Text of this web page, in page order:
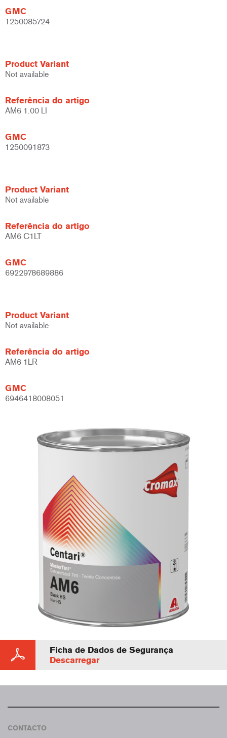
GMC
1250085724
Product Variant
Not available
Referência do artigo
AM6 1.00 LI
GMC
1250091873
Product Variant
Not available
Referência do artigo
AM6 C1LT
GMC
6922978689886
Product Variant
Not available
Referência do artigo
AM6 1LR
GMC
6946418008051
Ficha de Dados de Segurança
Descarregar
CONTACTO